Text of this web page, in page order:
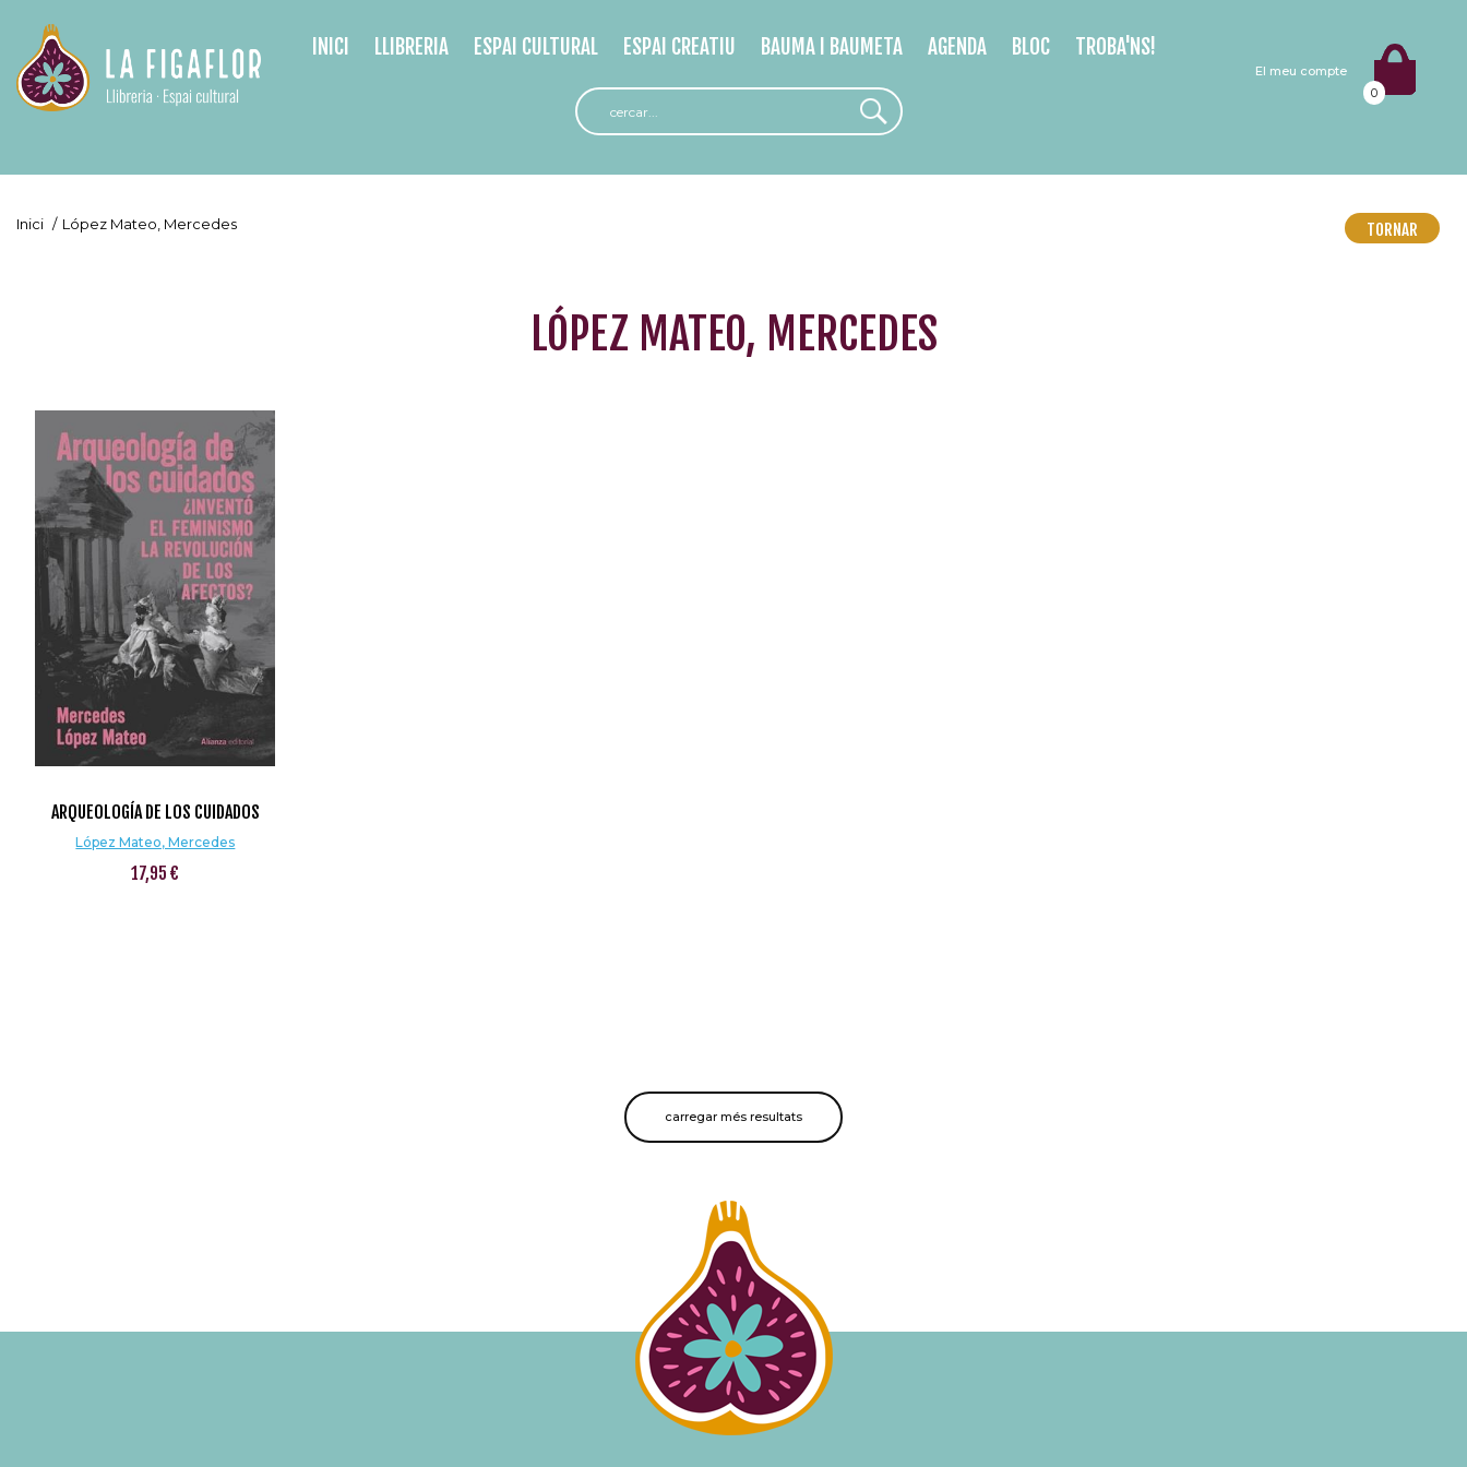
El meu compte
0
INICI LLIBRERIA ESPAI CULTURAL ESPAI CREATIU BAUMA I BAUMETA AGENDA BLOC TROBA'NS!
Inici / López Mateo, Mercedes TORNAR
LÓPEZ MATEO, MERCEDES
ARQUEOLOGÍA DE LOS CUIDADOS
López Mateo, Mercedes
17,95 €
carregar més resultats